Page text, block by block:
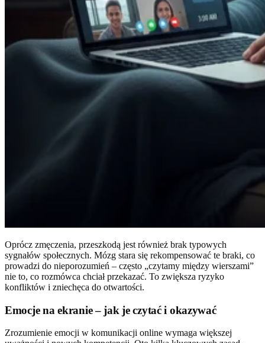
Oprócz zmęczenia, przeszkodą jest również brak typowych
sygnałów społecznych. Mózg stara się rekompensować te braki, co
prowadzi do nieporozumień – często „czytamy między wierszami”
nie to, co rozmówca chciał przekazać. To zwiększa ryzyko
konfliktów i zniechęca do otwartości.
Emocje na ekranie – jak je czytać i okazywać
Zrozumienie emocji w komunikacji online wymaga większej